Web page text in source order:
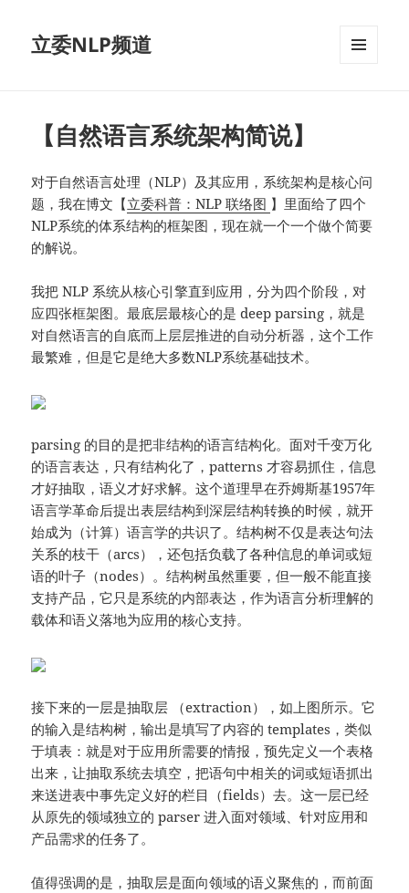
立委NLP频道
【自然语言系统架构简说】
对于自然语言处理（NLP）及其应用，系统架构是核心问
题，我在博文【立委科普：NLP 联络图 】里面给了四个
NLP系统的体系结构的框架图，现在就一个一个做个简要
的解说。
我把 NLP 系统从核心引擎直到应用，分为四个阶段，对
应四张框架图。最底层最核心的是 deep parsing，就是
对自然语言的自底而上层层推进的自动分析器，这个工作
最繁难，但是它是绝大多数NLP系统基础技术。
parsing 的目的是把非结构的语言结构化。面对千变万化
的语言表达，只有结构化了，patterns 才容易抓住，信息
才好抽取，语义才好求解。这个道理早在乔姆斯基1957年
语言学革命后提出表层结构到深层结构转换的时候，就开
始成为（计算）语言学的共识了。结构树不仅是表达句法
关系的枝干（arcs），还包括负载了各种信息的单词或短
语的叶子（nodes）。结构树虽然重要，但一般不能直接
支持产品，它只是系统的内部表达，作为语言分析理解的
载体和语义落地为应用的核心支持。
接下来的一层是抽取层 （extraction），如上图所示。它
的输入是结构树，输出是填写了内容的 templates，类似
于填表：就是对于应用所需要的情报，预先定义一个表格
出来，让抽取系统去填空，把语句中相关的词或短语抓出
来送进表中事先定义好的栏目（fields）去。这一层已经
从原先的领域独立的 parser 进入面对领域、针对应用和
产品需求的任务了。
值得强调的是，抽取层是面向领域的语义聚焦的，而前面